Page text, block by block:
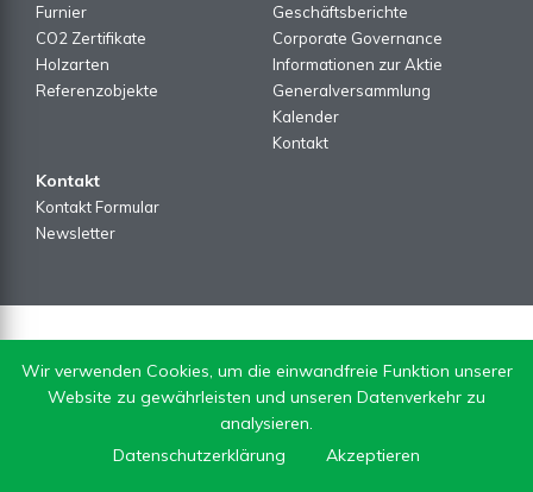
Furnier
CO2 Zertifikate
Holzarten
Referenzobjekte
Geschäftsberichte
Corporate Governance
Informationen zur Aktie
Generalversammlung
Kalender
Kontakt
Kontakt
Kontakt Formular
Newsletter
Wir verwenden Cookies, um die einwandfreie Funktion unserer
Website zu gewährleisten und unseren Datenverkehr zu
analysieren.
Datenschutzerklärung
Akzeptieren